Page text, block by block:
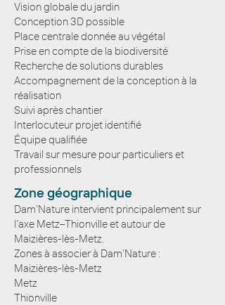
Vision globale du jardin
Conception 3D possible
Place centrale donnée au végétal
Prise en compte de la biodiversité
Recherche de solutions durables
Accompagnement de la conception à la
réalisation
Suivi après chantier
Interlocuteur projet identifié
Équipe qualifiée
Travail sur mesure pour particuliers et
professionnels
Zone géographique
Dam’Nature intervient principalement sur
l’axe Metz–Thionville et autour de
Maizières-lès-Metz.
Zones à associer à Dam’Nature :
Maizières-lès-Metz
Metz
Thionville